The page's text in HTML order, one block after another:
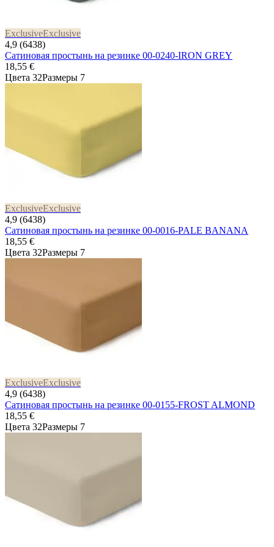
ExclusiveExclusive
4,9 (6438)
Сатиновая простынь на резинке 00-0240-IRON GREY
18,55 €
Цвета 32Размеры 7
ExclusiveExclusive
4,9 (6438)
Сатиновая простынь на резинке 00-0016-PALE BANANA
18,55 €
Цвета 32Размеры 7
ExclusiveExclusive
4,9 (6438)
Сатиновая простынь на резинке 00-0155-FROST ALMOND
18,55 €
Цвета 32Размеры 7